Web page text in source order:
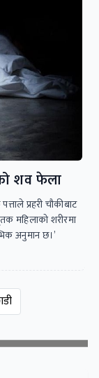
शव फेला
प्रहरी चौकीबाट
महिलाको शरीरमा
अनुमान छ।’